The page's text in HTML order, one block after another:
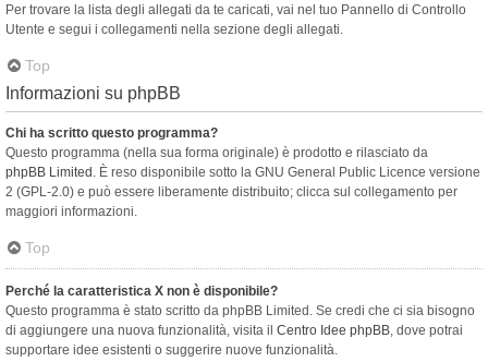
Per trovare la lista degli allegati da te caricati, vai nel tuo Pannello di Controllo
Utente e segui i collegamenti nella sezione degli allegati.
Top
Informazioni su phpBB
Chi ha scritto questo programma?
Questo programma (nella sua forma originale) è prodotto e rilasciato da
phpBB Limited . È reso disponibile sotto la GNU General Public Licence versione
2 (GPL-2.0) e può essere liberamente distribuito; clicca sul collegamento per
maggiori informazioni.
Top
Perché la caratteristica X non è disponibile?
Questo programma è stato scritto da phpBB Limited. Se credi che ci sia bisogno
di aggiungere una nuova funzionalità, visita il Centro Idee phpBB, dove potrai
supportare idee esistenti o suggerire nuove funzionalità.